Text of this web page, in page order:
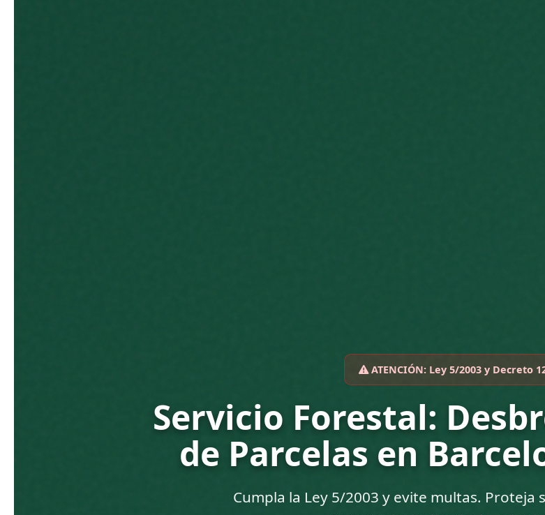
ATENCIÓN: Ley 5/2003 y Decreto
Servicio Forestal:
de Parcelas en
Cumpla la Ley 5/2003 y evite multas. Proteja